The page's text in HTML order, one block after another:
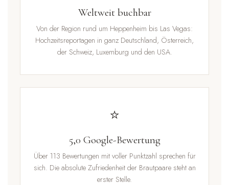
Weltweit buchbar
Von der Region rund um Heppenheim bis Las Vegas:
Hochzeitsreportagen in ganz Deutschland, Österreich,
der Schweiz, Luxemburg und den USA.
⭐
5,0 Google-Bewertung
Über 113 Bewertungen mit voller Punktzahl sprechen für
sich. Die absolute Zufriedenheit der Brautpaare steht an
erster Stelle.